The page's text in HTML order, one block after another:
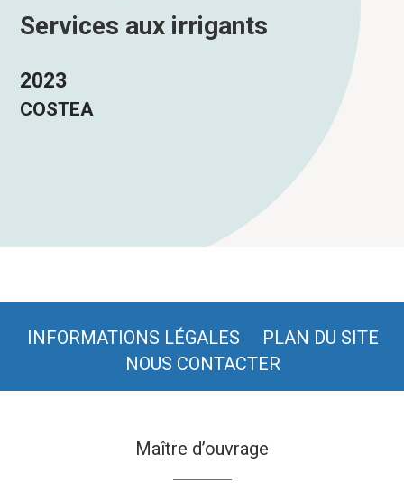
Services aux irrigants
2023
COSTEA
INFORMATIONS LÉGALES
PLAN DU SITE
NOUS CONTACTER
Maître d’ouvrage